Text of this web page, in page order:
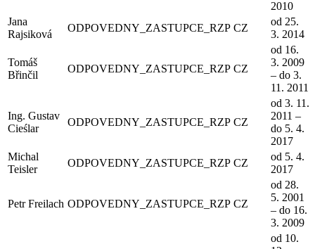
2010
Jana
Rajsiková
ODPOVEDNY_ZASTUPCE_RZP CZ
od 25.
3. 2014
Tomáš
Břinčil
ODPOVEDNY_ZASTUPCE_RZP CZ
od 16.
3. 2009
– do 3.
11. 2011
Ing. Gustav
Cieślar
ODPOVEDNY_ZASTUPCE_RZP CZ
od 3. 11.
2011 –
do 5. 4.
2017
Michal
Teisler
ODPOVEDNY_ZASTUPCE_RZP CZ
od 5. 4.
2017
Petr Freilach ODPOVEDNY_ZASTUPCE_RZP CZ
od 28.
5. 2001
– do 16.
3. 2009
od 10.